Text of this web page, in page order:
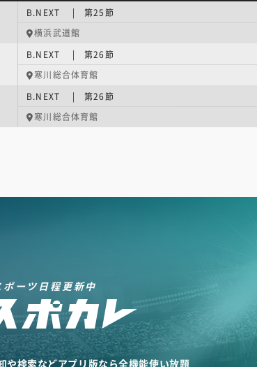
B.NEXT | 第25節
横浜武道館
B.NEXT | 第26節
寒川総合体育館
B.NEXT | 第26節
寒川総合体育館
ポーツ日程更新中
や検索などアプリ版なら全機能使い放題